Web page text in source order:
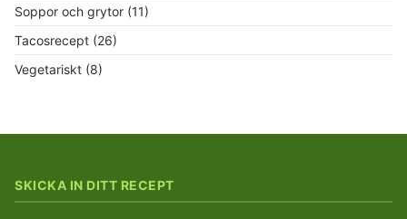
Soppor och grytor (11)
Tacosrecept (26)
Vegetariskt (8)
SKICKA IN DITT RECEPT